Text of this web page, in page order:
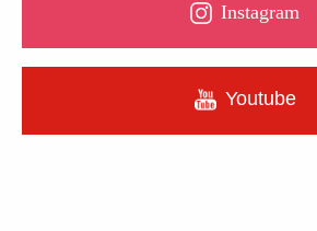
Instagram
Youtube